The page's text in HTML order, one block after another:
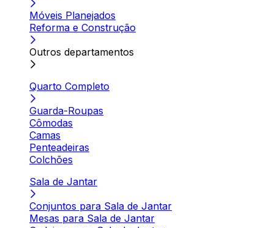
Móveis Planejados
Reforma e Construção
Outros departamentos
Quarto Completo
Guarda-Roupas
Cômodas
Camas
Penteadeiras
Colchões
Sala de Jantar
Conjuntos para Sala de Jantar
Mesas para Sala de Jantar